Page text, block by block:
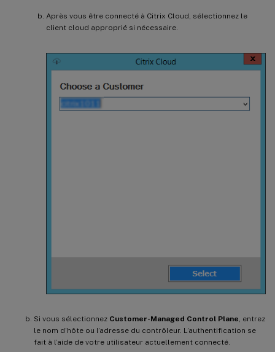
Après vous être connecté à Citrix Cloud, sélectionnez le
client cloud approprié si nécessaire.
Si vous sélectionnez Customer-Managed Control Plane, entrez
le nom d’hôte ou l’adresse du contrôleur. L’authentification se
fait à l’aide de votre utilisateur actuellement connecté.